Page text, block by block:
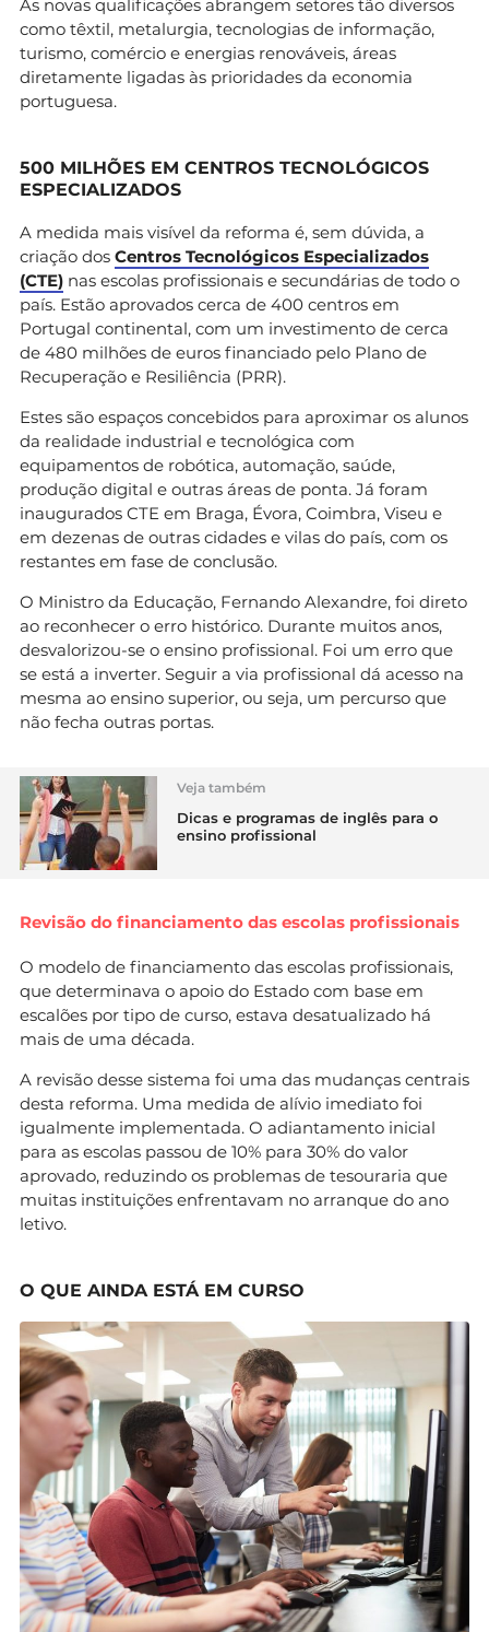
As novas qualificações abrangem setores tão diversos
como têxtil, metalurgia, tecnologias de informação,
turismo, comércio e energias renováveis, áreas
diretamente ligadas às prioridades da economia
portuguesa.
500 MILHÕES EM CENTROS TECNOLÓGICOS
ESPECIALIZADOS
A medida mais visível da reforma é, sem dúvida, a
criação dos Centros Tecnológicos Especializados
(CTE) nas escolas profissionais e secundárias de todo o
país. Estão aprovados cerca de 400 centros em
Portugal continental, com um investimento de cerca
de 480 milhões de euros financiado pelo Plano de
Recuperação e Resiliência (PRR).
Estes são espaços concebidos para aproximar os alunos
da realidade industrial e tecnológica com
equipamentos de robótica, automação, saúde,
produção digital e outras áreas de ponta. Já foram
inaugurados CTE em Braga, Évora, Coimbra, Viseu e
em dezenas de outras cidades e vilas do país, com os
restantes em fase de conclusão.
O Ministro da Educação, Fernando Alexandre, foi direto
ao reconhecer o erro histórico. Durante muitos anos,
desvalorizou-se o ensino profissional. Foi um erro que
se está a inverter. Seguir a via profissional dá acesso na
mesma ao ensino superior, ou seja, um percurso que
não fecha outras portas.
Veja também
Dicas e programas de inglês para o
ensino profissional
Revisão do financiamento das escolas profissionais
O modelo de financiamento das escolas profissionais,
que determinava o apoio do Estado com base em
escalões por tipo de curso, estava desatualizado há
mais de uma década.
A revisão desse sistema foi uma das mudanças centrais
desta reforma. Uma medida de alívio imediato foi
igualmente implementada. O adiantamento inicial
para as escolas passou de 10% para 30% do valor
aprovado, reduzindo os problemas de tesouraria que
muitas instituições enfrentavam no arranque do ano
letivo.
O QUE AINDA ESTÁ EM CURSO